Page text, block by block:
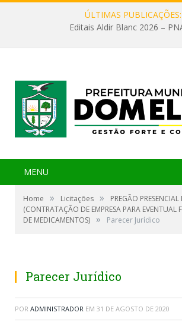
ÚLTIMAS PUBLICAÇÕES:
Editais Aldir Blanc 2026 –
MENU
Home » Licitações »
PREGÃO
(CONTRATAÇÃO DE EMPRESA PARA EVENTUAL
DE MEDICAMENTOS) » Parecer Jurídico
Parecer Jurídico
POR ADMINISTRADOR EM 31 DE AGOSTO DE 2020